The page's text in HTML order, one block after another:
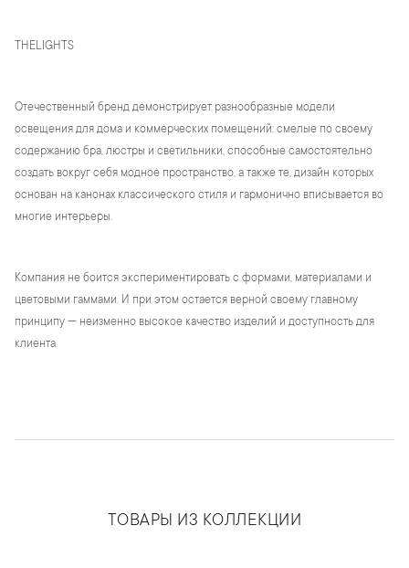
THELIGHTS
Отечественный бренд демонстрирует разнообразные модели
освещения для дома и коммерческих помещений: смелые по своему
содержанию бра, люстры и светильники, способные самостоятельно
создать вокруг себя модное пространство, а также те, дизайн которых
основан на канонах классического стиля и гармонично вписывается во
многие интерьеры.
Компания не боится экспериментировать с формами, материалами и
цветовыми гаммами. И при этом остается верной своему главному
принципу — неизменно высокое качество изделий и доступность для
клиента.
ТОВАРЫ ИЗ КОЛЛЕКЦИИ